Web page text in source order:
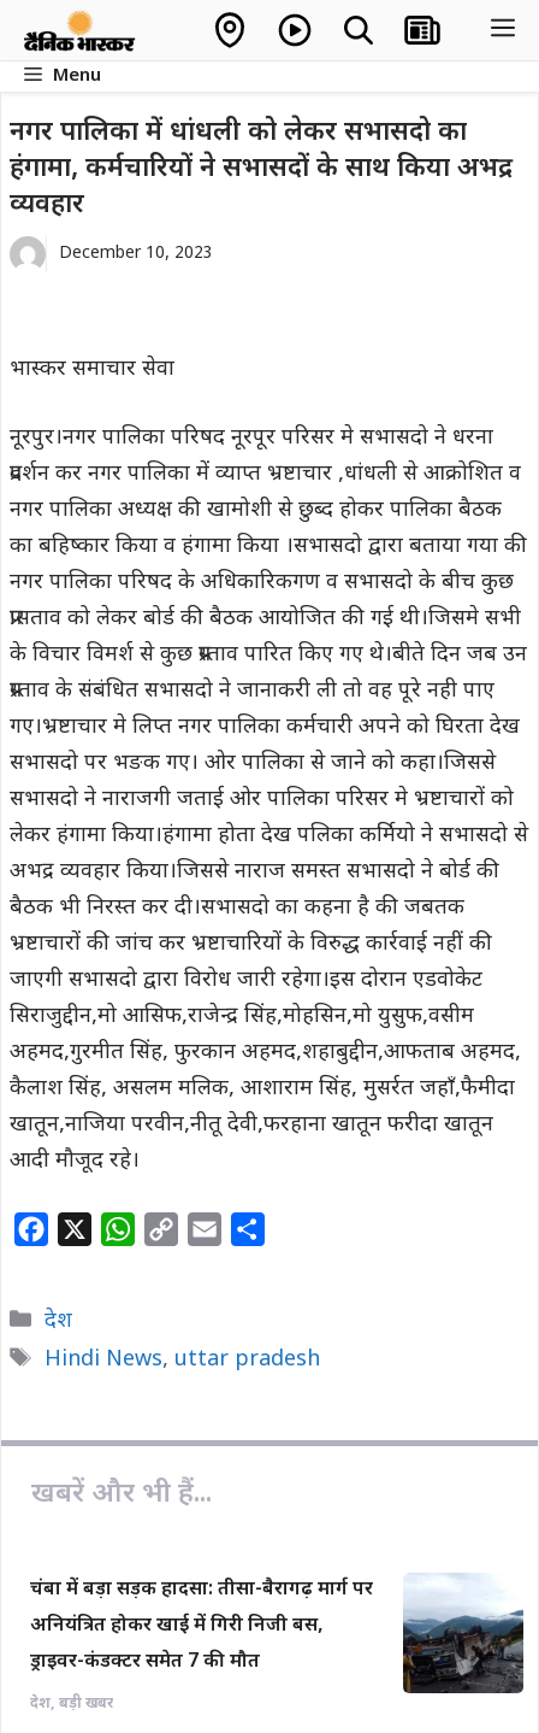
contentMenu
नगर पालिका में धांधली को लेकर सभासदो का
हंगामा, कर्मचारियों ने सभासदों के साथ किया अभद्र
व्यवहार
December 10, 2023
भास्कर समाचार सेवा
नूरपुर।नगर पालिका परिषद नूरपूर परिसर मे सभासदो ने धरना
प्रदर्शन कर नगर पालिका में व्याप्त भ्रष्टाचार ,धांधली से आक्रोशित व
नगर पालिका अध्यक्ष की खामोशी से छुब्द होकर पालिका बैठक
का बहिष्कार किया व हंगामा किया ।सभासदो द्वारा बताया गया की
नगर पालिका परिषद के अधिकारिकगण व सभासदो के बीच कुछ
प्रासताव को लेकर बोर्ड की बैठक आयोजित की गई थी।जिसमे सभी
के विचार विमर्श से कुछ प्रस्ताव पारित किए गए थे।बीते दिन जब उन
प्रस्ताव के संबंधित सभासदो ने जानाकरी ली तो वह पूरे नही पाए
गए।भ्रष्टाचार मे लिप्त नगर पालिका कर्मचारी अपने को घिरता देख
सभासदो पर भङक गए। ओर पालिका से जाने को कहा।जिससे
सभासदो ने नाराजगी जताई ओर पालिका परिसर मे भ्रष्टाचारों को
लेकर हंगामा किया।हंगामा होता देख पलिका कर्मियो ने सभासदो से
अभद्र व्यवहार किया।जिससे नाराज समस्त सभासदो ने बोर्ड की
बैठक भी निरस्त कर दी।सभासदो का कहना है की जबतक
भ्रष्टाचारों की जांच कर भ्रष्टाचारियों के विरुद्ध कार्रवाई नहीं की
जाएगी सभासदो द्वारा विरोध जारी रहेगा।इस दोरान एडवोकेट
सिराजुद्दीन,मो आसिफ,राजेन्द्र सिंह,मोहसिन,मो युसुफ,वसीम
अहमद,गुरमीत सिंह, फुरकान अहमद,शहाबुद्दीन,आफताब अहमद,
कैलाश सिंह, असलम मलिक, आशाराम सिंह, मुसर्रत जहाँ,फैमीदा
खातून,नाजिया परवीन,नीतू देवी,फरहाना खातून फरीदा खातून
आदी मौजूद रहे।
e
b
W
s
L
l
e
Categories
देश
Tags
Hindi News, uttar pradesh
खबरें और भी हैं...
चंबा में बड़ा सड़क हादसा: तीसा-बैरागढ़ मार्ग पर
अनियंत्रित होकर खाई में गिरी निजी बस,
ड्राइवर-कंडक्टर समेत 7 की मौत
देश, बड़ी खबर